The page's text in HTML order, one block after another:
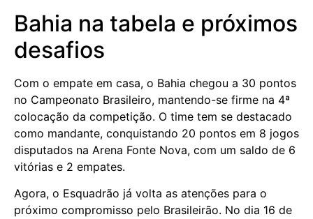
Bahia na tabela e próximos
desafios
Com o empate em casa, o Bahia chegou a 30 pontos
no Campeonato Brasileiro, mantendo-se firme na 4ª
colocação da competição. O time tem se destacado
como mandante, conquistando 20 pontos em 8 jogos
disputados na Arena Fonte Nova, com um saldo de 6
vitórias e 2 empates.
Agora, o Esquadrão já volta as atenções para o
próximo compromisso pelo Brasileirão. No dia 16 de